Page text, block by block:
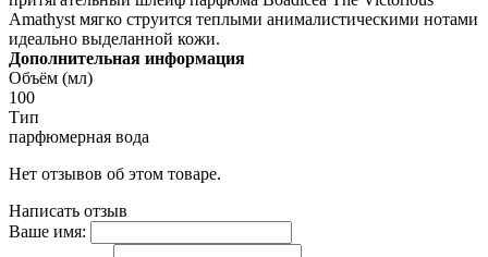
Amathyst мягко струится теплыми анималистическими нотами
идеально выделанной кожи.
Дополнительная информация
Объём (мл)
100
Тип
парфюмерная вода
Нет отзывов об этом товаре.
Написать отзыв
Ваше имя: